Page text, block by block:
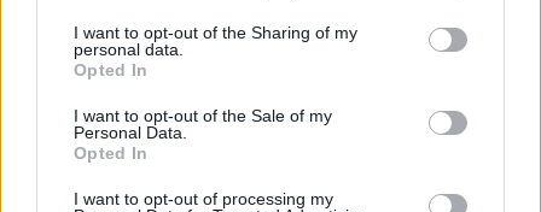
I want to opt-out of the Sharing of my
personal data.
Opted In
I want to opt-out of the Sale of my
Personal Data.
Opted In
I want to opt-out of processing my
Media: Με ενίσχυση 8 εκατ. ευρώ σε 451 επιχειρήσεις ξεκίνησε το
πρόγραμμα στήριξης- Κάλυψη εισφορών ΕΔΟΕΑΠ
Η Toyota φέρνει νέα γενιά
αυτοκινητοβιομηχανία